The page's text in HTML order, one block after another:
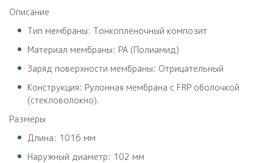
Описание
Тип мембраны: Тонкопленочный композит
Материал мембраны: PA (Полиамид)
Заряд поверхности мембраны: Отрицательный
Конструкция: Рулонная мембрана с FRP оболочкой
(стекловолокно).
Размеры
Длина: 1016 мм
Наружный диаметр: 102 мм